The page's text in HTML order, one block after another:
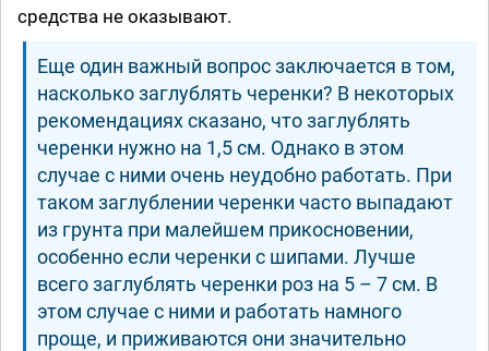
средства не оказывают.
Еще один важный вопрос заключается в том,
насколько заглублять черенки? В некоторых
рекомендациях сказано, что заглублять
черенки нужно на 1,5 см. Однако в этом
случае с ними очень неудобно работать. При
таком заглублении черенки часто выпадают
из грунта при малейшем прикосновении,
особенно если черенки с шипами. Лучше
всего заглублять черенки роз на 5 – 7 см. В
этом случае с ними и работать намного
проще, и приживаются они значительно